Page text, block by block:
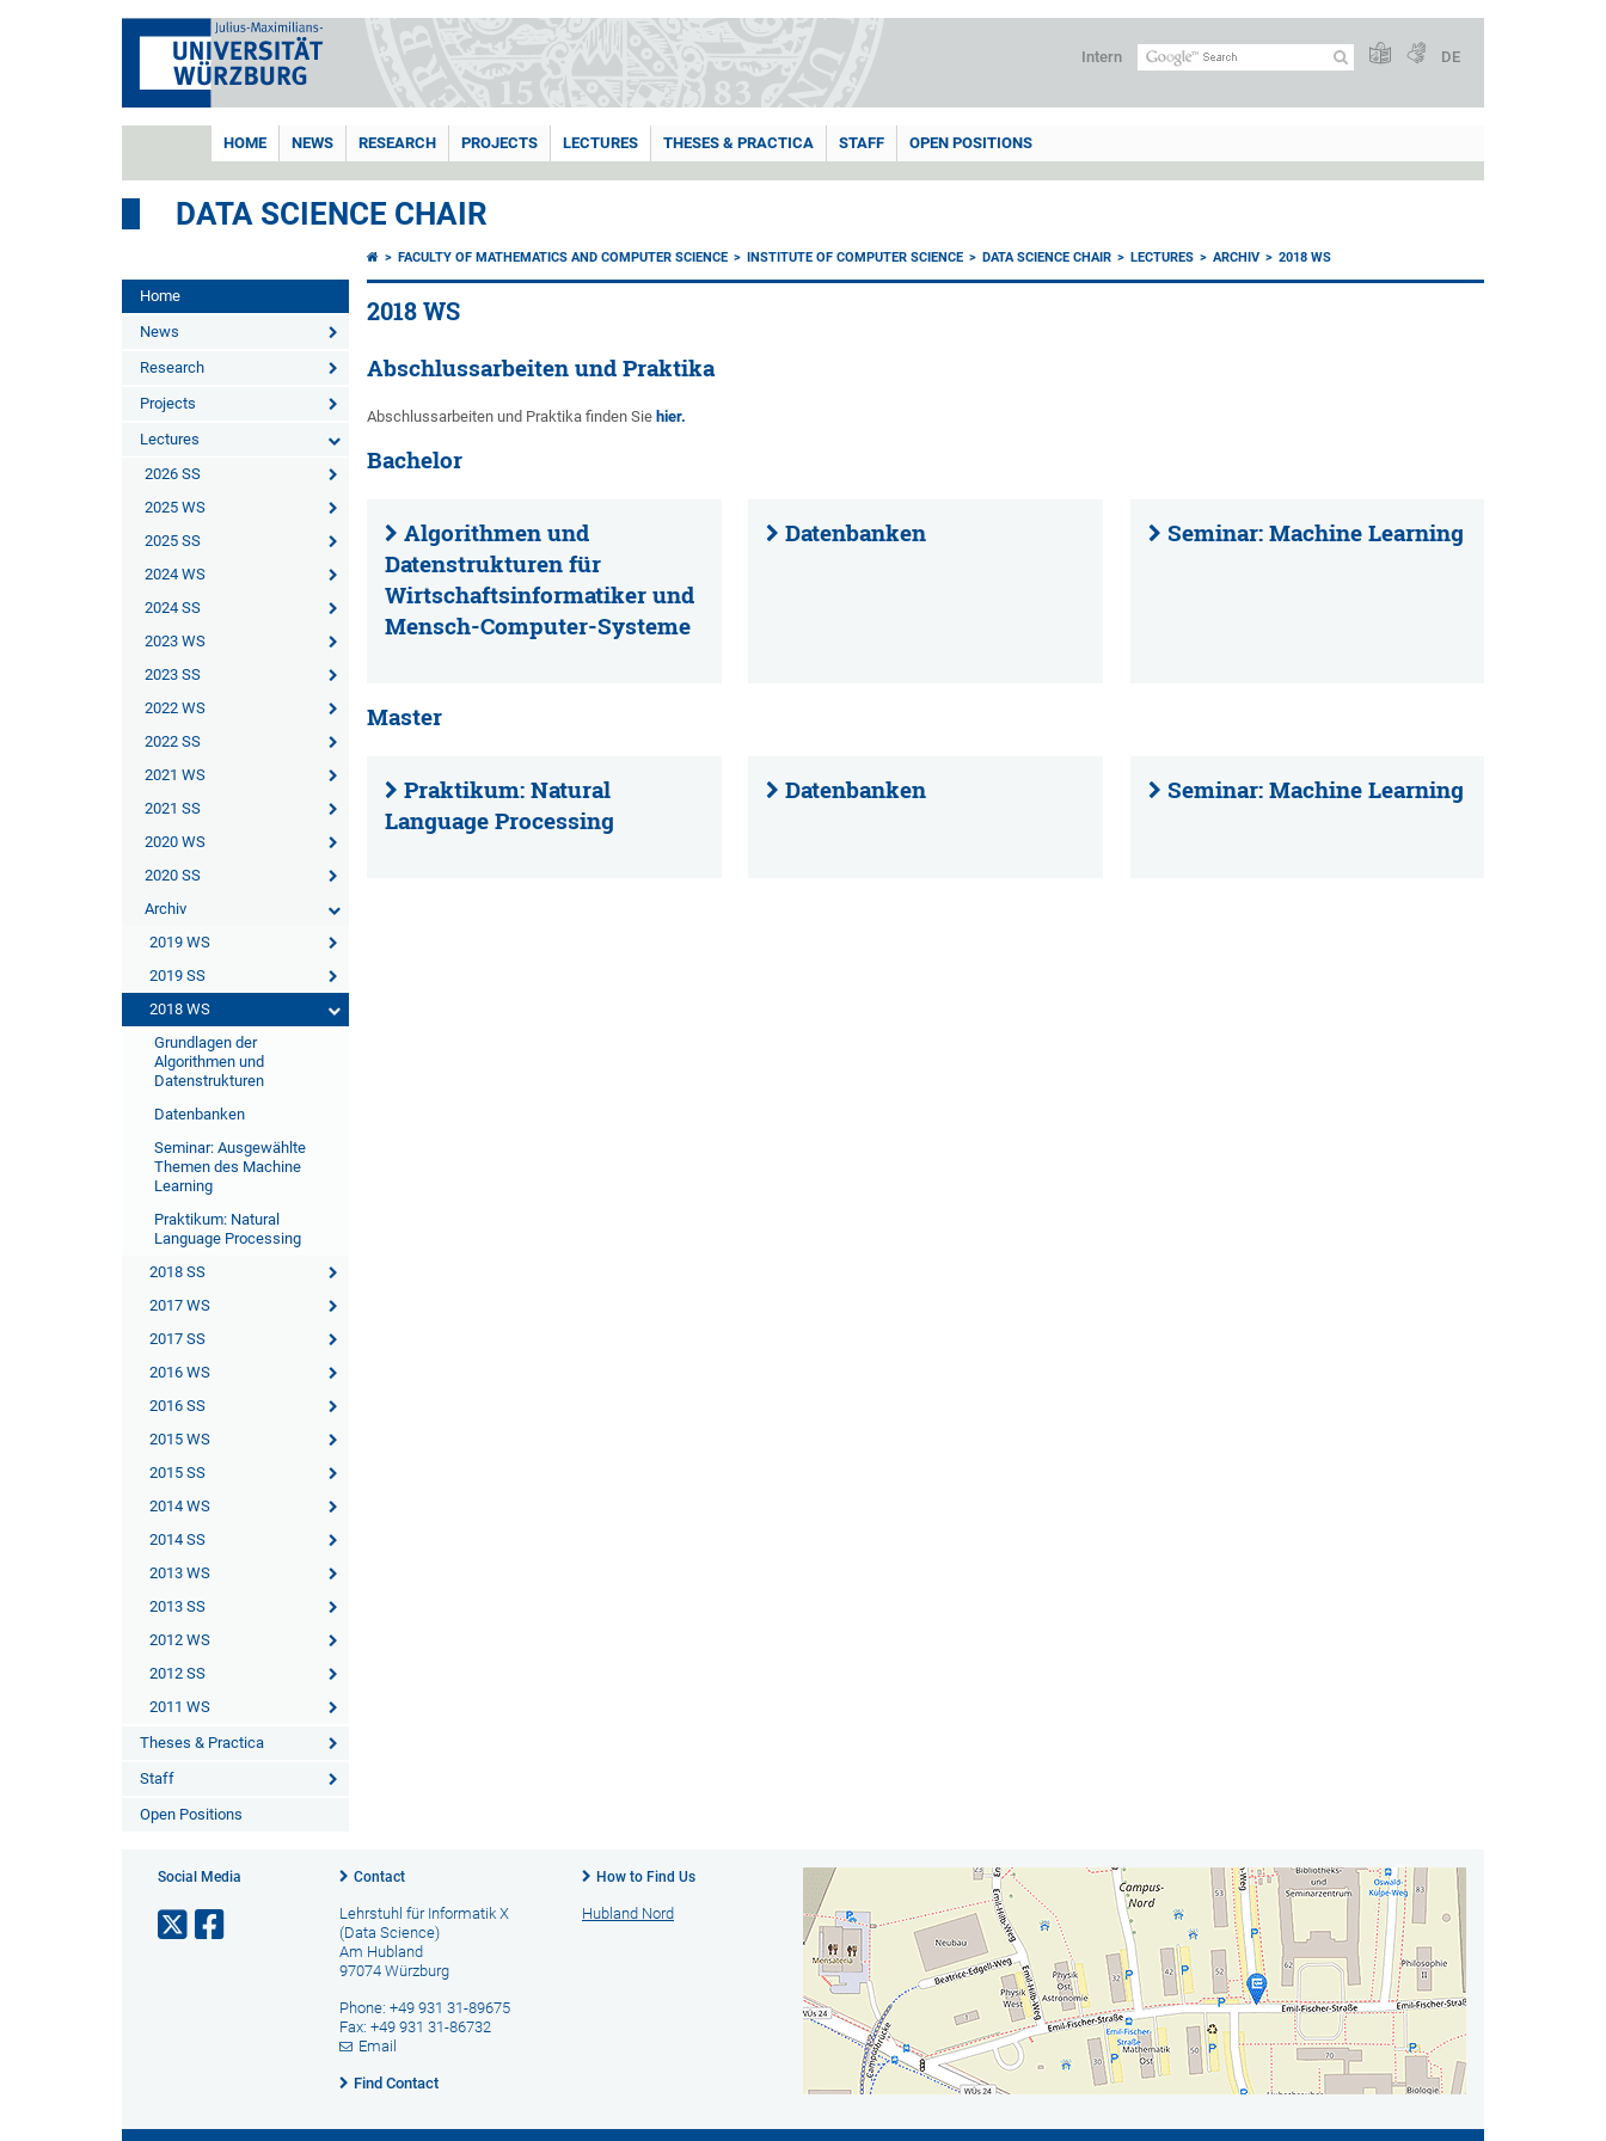
Intern DE
HOME NEWS RESEARCH PROJECTS LECTURES THESES & PRACTICA STAFF OPEN POSITIONS
DATA SCIENCE CHAIR
Home
News
Research
Projects
Lectures
2026 SS
2025 WS
2025 SS
2024 WS
2024 SS
2023 WS
2023 SS
2022 WS
2022 SS
2021 WS
2021 SS
2020 WS
2020 SS
Archiv
2019 WS
2019 SS
2018 WS
Grundlagen der
Algorithmen und
Datenstrukturen
Datenbanken
Seminar: Ausgewählte
Themen des Machine
Learning
Praktikum: Natural
Language Processing
2018 SS
2017 WS
2017 SS
2016 WS
2016 SS
2015 WS
2015 SS
2014 WS
2014 SS
2013 WS
2013 SS
2012 WS
2012 SS
2011 WS
Theses & Practica
Staff
Open Positions
FACULTY OF MATHEMATICS AND COMPUTER SCIENCE INSTITUTE OF COMPUTER SCIENCE DATA SCIENCE CHAIR LECTURES ARCHIV 2018 WS
2018 WS
Abschlussarbeiten und Praktika
Abschlussarbeiten und Praktika finden Sie hier.
Bachelor
Algorithmen und
Datenstrukturen für
Wirtschaftsinformatiker und
Mensch-Computer-Systeme
Datenbanken Seminar: Machine Learning
Master
Praktikum: Natural
Language Processing
Datenbanken Seminar: Machine Learning
Social Media Contact
Lehrstuhl für Informatik X
(Data Science)
Am Hubland
97074 Würzburg
Phone: +49 931 31-89675
Fax: +49 931 31-86732
Email
Find Contact
How to Find Us
Hubland Nord